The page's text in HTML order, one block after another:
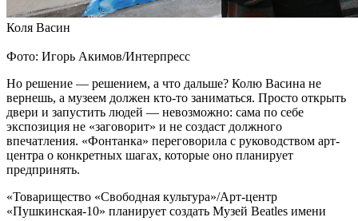
Коля Васин
Фото: Игорь Акимов/Интерпресс
Но решение — решением, а что дальше? Колю Васина не
вернешь, а музеем должен кто-то заниматься. Просто открыть
двери и запустить людей — невозможно: сама по себе
экспозиция не «заговорит» и не создаст должного
впечатления. «Фонтанка» переговорила с руководством арт-
центра о конкретных шагах, которые оно планирует
предпринять.
«Товарищество «Свободная культура»/Арт-центр
«Пушкинская-10» планирует создать Музей Beatles имени